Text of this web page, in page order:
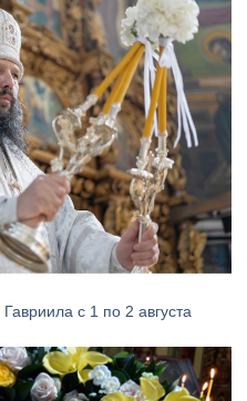
с 1 по 2 августа